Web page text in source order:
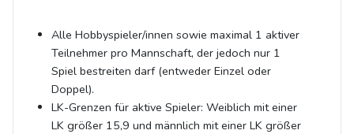
Alle Hobbyspieler/innen sowie maximal 1 aktiver
Teilnehmer pro Mannschaft, der jedoch nur 1
Spiel bestreiten darf (entweder Einzel oder
Doppel).
LK-Grenzen für aktive Spieler: Weiblich mit einer
LK größer 15,9 und männlich mit einer LK größer